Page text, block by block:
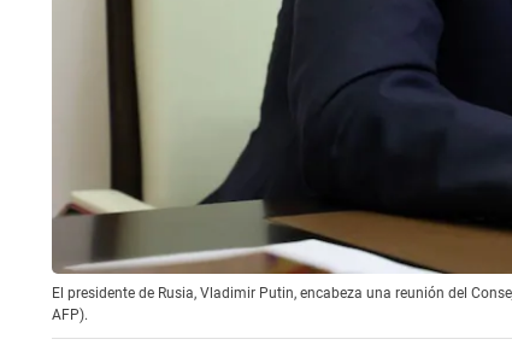
El presidente de Rusia, Vladimir Putin, encabeza una reunión del
AFP).